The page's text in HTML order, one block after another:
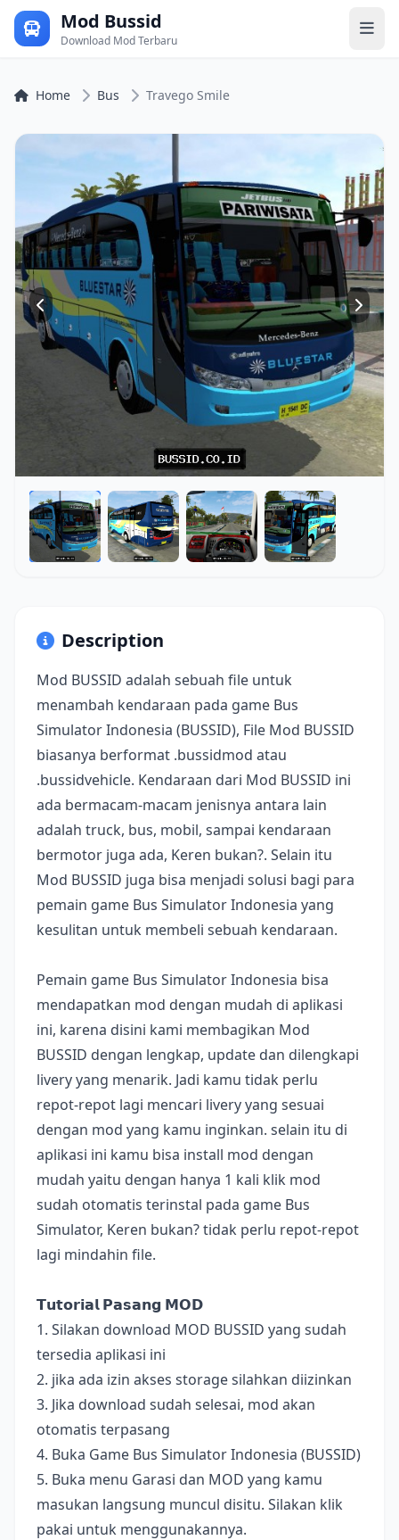
Mod Bussid
Download Mod Terbaru
Home Bus Travego Smile
Description
Mod BUSSID adalah sebuah file untuk
menambah kendaraan pada game Bus
Simulator Indonesia (BUSSID), File Mod BUSSID
biasanya berformat .bussidmod atau
.bussidvehicle. Kendaraan dari Mod BUSSID ini
ada bermacam-macam jenisnya antara lain
adalah truck, bus, mobil, sampai kendaraan
bermotor juga ada, Keren bukan?. Selain itu
Mod BUSSID juga bisa menjadi solusi bagi para
pemain game Bus Simulator Indonesia yang
kesulitan untuk membeli sebuah kendaraan.
Pemain game Bus Simulator Indonesia bisa
mendapatkan mod dengan mudah di aplikasi
ini, karena disini kami membagikan Mod
BUSSID dengan lengkap, update dan dilengkapi
livery yang menarik. Jadi kamu tidak perlu
repot-repot lagi mencari livery yang sesuai
dengan mod yang kamu inginkan. selain itu di
aplikasi ini kamu bisa install mod dengan
mudah yaitu dengan hanya 1 kali klik mod
sudah otomatis terinstal pada game Bus
Simulator, Keren bukan? tidak perlu repot-repot
lagi mindahin file.
𝗧𝘂𝘁𝗼𝗿𝗶𝗮𝗹 𝗣𝗮𝘀𝗮𝗻𝗴 𝗠𝗢𝗗
1. Silakan download MOD BUSSID yang sudah
tersedia aplikasi ini
2. jika ada izin akses storage silahkan diizinkan
3. Jika download sudah selesai, mod akan
otomatis terpasang
4. Buka Game Bus Simulator Indonesia (BUSSID)
5. Buka menu Garasi dan MOD yang kamu
masukan langsung muncul disitu. Silakan klik
pakai untuk menggunakannya.